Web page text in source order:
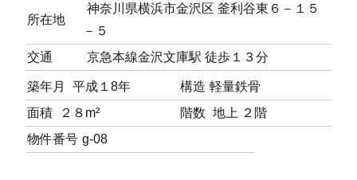
所在地
神奈川県横浜市金沢区 釜利谷東６－１５
－５
交通
京急本線金沢文庫駅 徒歩１３分
築年月 平成１8年 構造 軽量鉄骨
面積
２８m² 階数 地上 ２階
物件番号 g-08